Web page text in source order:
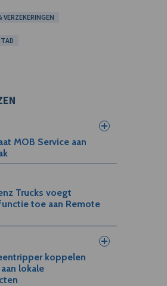
MOB Service aan
Trucks voegt
toe aan Remote
koppelen
lokale